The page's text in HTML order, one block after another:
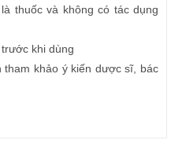
thuốc và không có tác dụng
khi dùng
tham khảo ý kiến dược sĩ, bác